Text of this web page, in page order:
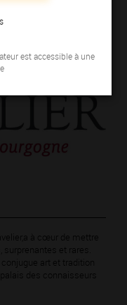
est accessible à une
à cœur de mettre
et rares.
art et tradition
des connaisseurs